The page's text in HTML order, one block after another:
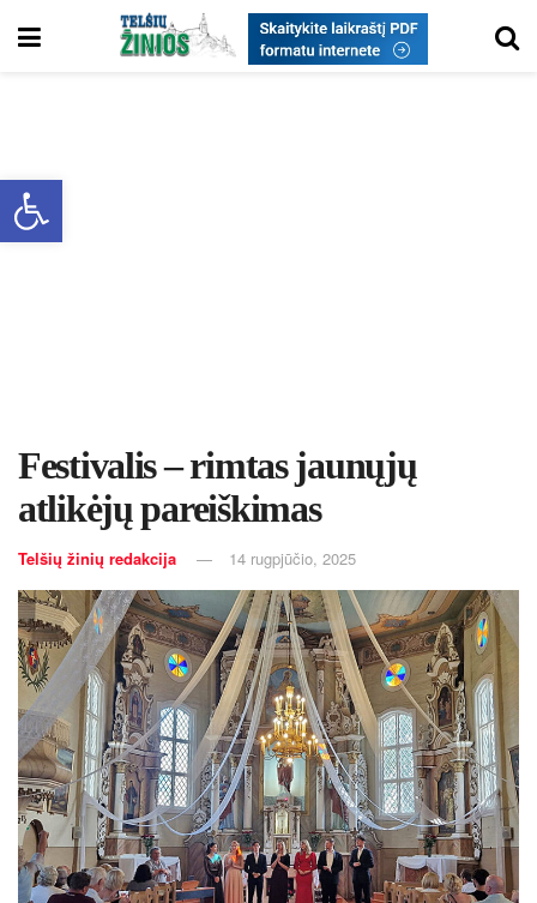
Open toolbar
Festivalis – rimtas jaunųjų
atlikėjų pareiškimas
Telšių žinių redakcija 14 rugpjūčio, 2025